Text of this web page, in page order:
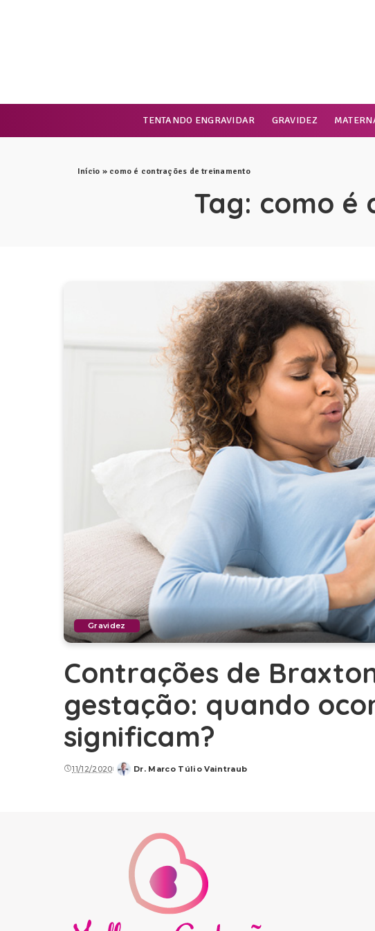
TENTANDO ENGRAVIDAR GRAVIDEZ
Início » como é contrações de treinamento
Tag: como é
Gravidez
Contrações de
gestação: quando
significam?
11/12/2020
Posted
Dr. Marco Túlio Vaintraub